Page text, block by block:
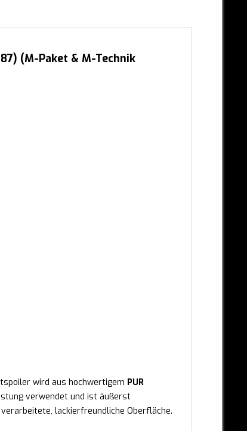
(M-Paket & M-Technik
wird aus hochwertigem PUR
verwendet und ist äußerst
lackierfreundliche Oberfläche.